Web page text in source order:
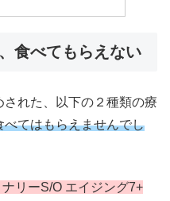
食べてもらえない
れた、以下の２種類の療
てはもらえませんでし
リーS/O エイジング7+